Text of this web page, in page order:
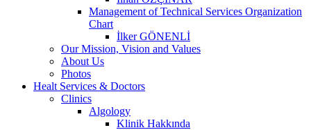
Management of Technical Services Organization
Chart
İlker GÖNENLİ
Our Mission, Vision and Values
About Us
Photos
Healt Services & Doctors
Clinics
Algology
Klinik Hakkında